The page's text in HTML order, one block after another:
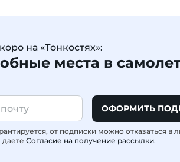
на «Тонкостях»:
места в
ОФОРМИТЬ
от подписки можно отказаться в
Согласие на получение рассылки.